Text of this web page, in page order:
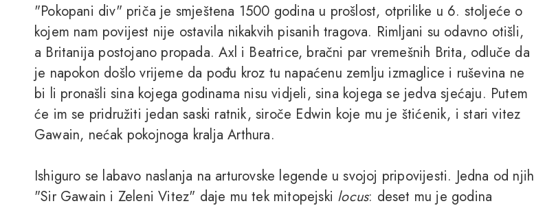
"Pokopani div" priča je smještena 1500 godina u prošlost, otprilike u 6. stoljeće o
kojem nam povijest nije ostavila nikakvih pisanih tragova. Rimljani su odavno otišli,
a Britanija postojano propada. Axl i Beatrice, bračni par vremešnih Brita, odluče da
je napokon došlo vrijeme da pođu kroz tu napaćenu zemlju izmaglice i ruševina ne
bi li pronašli sina kojega godinama nisu vidjeli, sina kojega se jedva sjećaju. Putem
će im se pridružiti jedan saski ratnik, siroče Edwin koje mu je štićenik, i stari vitez
Gawain, nećak pokojnoga kralja Arthura.
Ishiguro se labavo naslanja na arturovske legende u svojoj pripovijesti. Jedna od njih
"Sir Gawain i Zeleni Vitez" daje mu tek mitopejski locus: deset mu je godina